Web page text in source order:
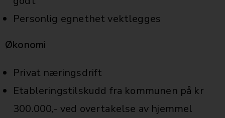
Personlig egnethet vektlegges
Økonomi
Privat næringsdrift
Etableringstilskudd fra kommunen på kr
300.000,- ved overtakelse av hjemmel